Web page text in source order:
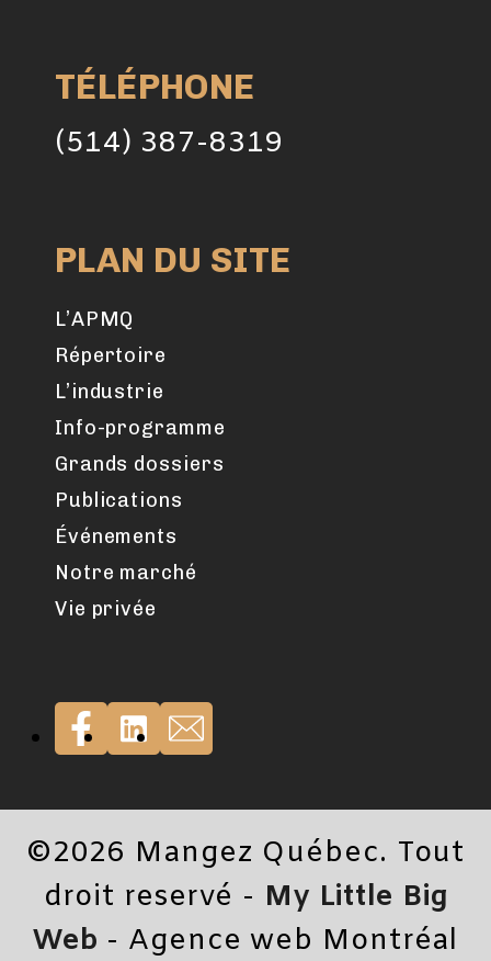
TÉLÉPHONE
(514) 387-8319
PLAN DU SITE
L’APMQ
Répertoire
L’industrie
Info-programme
Grands dossiers
Publications
Événements
Notre marché
Vie privée
©2026 Mangez Québec. Tout
droit reservé - My Little Big
Web - Agence web Montréal